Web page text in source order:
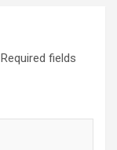
Required fields